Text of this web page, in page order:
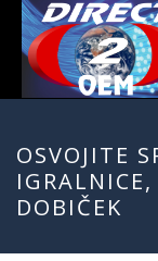
OSVOJITE
DOBIČEK